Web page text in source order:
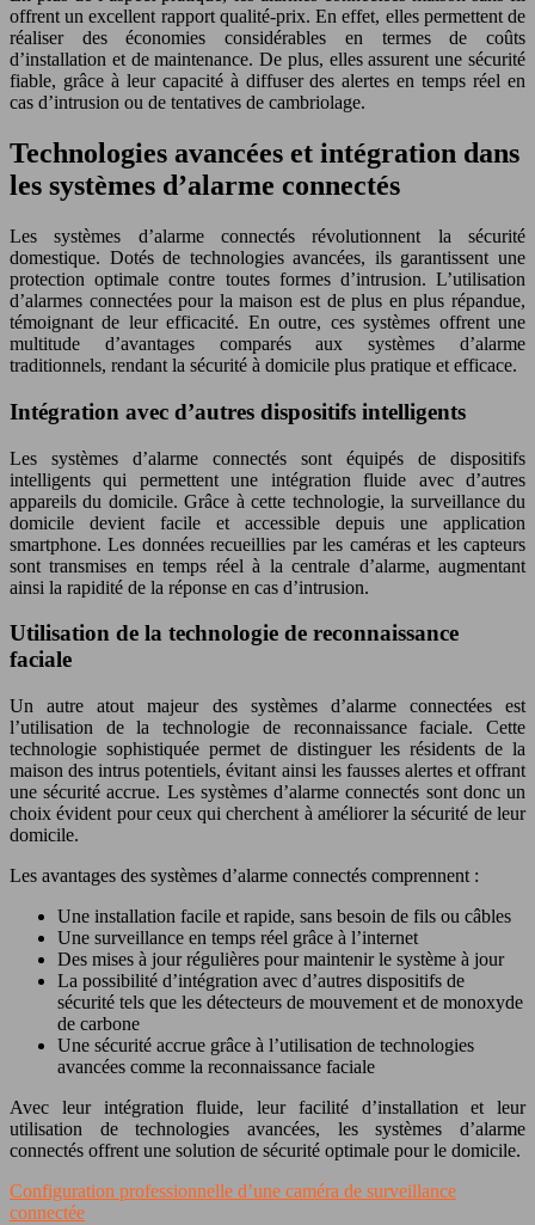
offrent un excellent rapport qualité-prix. En effet, elles permettent de
réaliser des économies considérables en termes de coûts
d’installation et de maintenance. De plus, elles assurent une sécurité
fiable, grâce à leur capacité à diffuser des alertes en temps réel en
cas d’intrusion ou de tentatives de cambriolage.
Technologies avancées et intégration dans
les systèmes d’alarme connectés
Les systèmes d’alarme connectés révolutionnent la sécurité
domestique. Dotés de technologies avancées, ils garantissent une
protection optimale contre toutes formes d’intrusion. L’utilisation
d’alarmes connectées pour la maison est de plus en plus répandue,
témoignant de leur efficacité. En outre, ces systèmes offrent une
multitude d’avantages comparés aux systèmes d’alarme
traditionnels, rendant la sécurité à domicile plus pratique et efficace.
Intégration avec d’autres dispositifs intelligents
Les systèmes d’alarme connectés sont équipés de dispositifs
intelligents qui permettent une intégration fluide avec d’autres
appareils du domicile. Grâce à cette technologie, la surveillance du
domicile devient facile et accessible depuis une application
smartphone. Les données recueillies par les caméras et les capteurs
sont transmises en temps réel à la centrale d’alarme, augmentant
ainsi la rapidité de la réponse en cas d’intrusion.
Utilisation de la technologie de reconnaissance
faciale
Un autre atout majeur des systèmes d’alarme connectées est
l’utilisation de la technologie de reconnaissance faciale. Cette
technologie sophistiquée permet de distinguer les résidents de la
maison des intrus potentiels, évitant ainsi les fausses alertes et offrant
une sécurité accrue. Les systèmes d’alarme connectés sont donc un
choix évident pour ceux qui cherchent à améliorer la sécurité de leur
domicile.
Les avantages des systèmes d’alarme connectés comprennent :
Une installation facile et rapide, sans besoin de fils ou câbles
Une surveillance en temps réel grâce à l’internet
Des mises à jour régulières pour maintenir le système à jour
La possibilité d’intégration avec d’autres dispositifs de
sécurité tels que les détecteurs de mouvement et de monoxyde
de carbone
Une sécurité accrue grâce à l’utilisation de technologies
avancées comme la reconnaissance faciale
Avec leur intégration fluide, leur facilité d’installation et leur
utilisation de technologies avancées, les systèmes d’alarme
connectés offrent une solution de sécurité optimale pour le domicile.
Configuration professionnelle d’une caméra de surveillance
connectée